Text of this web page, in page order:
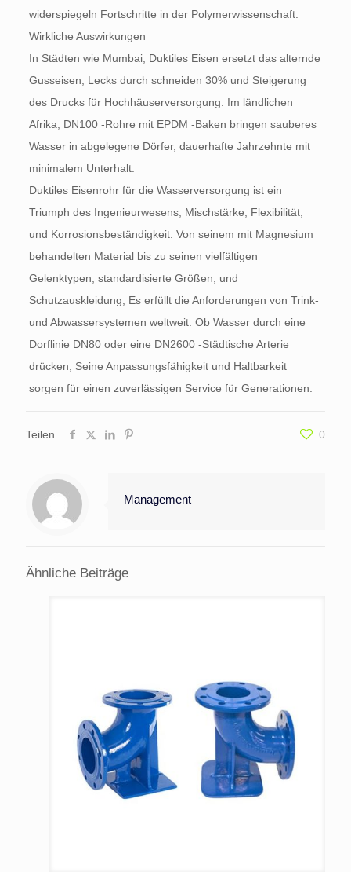
widerspiegeln Fortschritte in der Polymerwissenschaft.
Wirkliche Auswirkungen
In Städten wie Mumbai, Duktiles Eisen ersetzt das alternde
Gusseisen, Lecks durch schneiden 30% und Steigerung
des Drucks für Hochhäuserversorgung. Im ländlichen
Afrika, DN100 -Rohre mit EPDM -Baken bringen sauberes
Wasser in abgelegene Dörfer, dauerhafte Jahrzehnte mit
minimalem Unterhalt.
Duktiles Eisenrohr für die Wasserversorgung ist ein
Triumph des Ingenieurwesens, Mischstärke, Flexibilität,
und Korrosionsbeständigkeit. Von seinem mit Magnesium
behandelten Material bis zu seinen vielfältigen
Gelenktypen, standardisierte Größen, und
Schutzauskleidung, Es erfüllt die Anforderungen von Trink-
und Abwassersystemen weltweit. Ob Wasser durch eine
Dorflinie DN80 oder eine DN2600 -Städtische Arterie
drücken, Seine Anpassungsfähigkeit und Haltbarkeit
sorgen für einen zuverlässigen Service für Generationen.
Teilen 0
Management
Ähnliche Beiträge